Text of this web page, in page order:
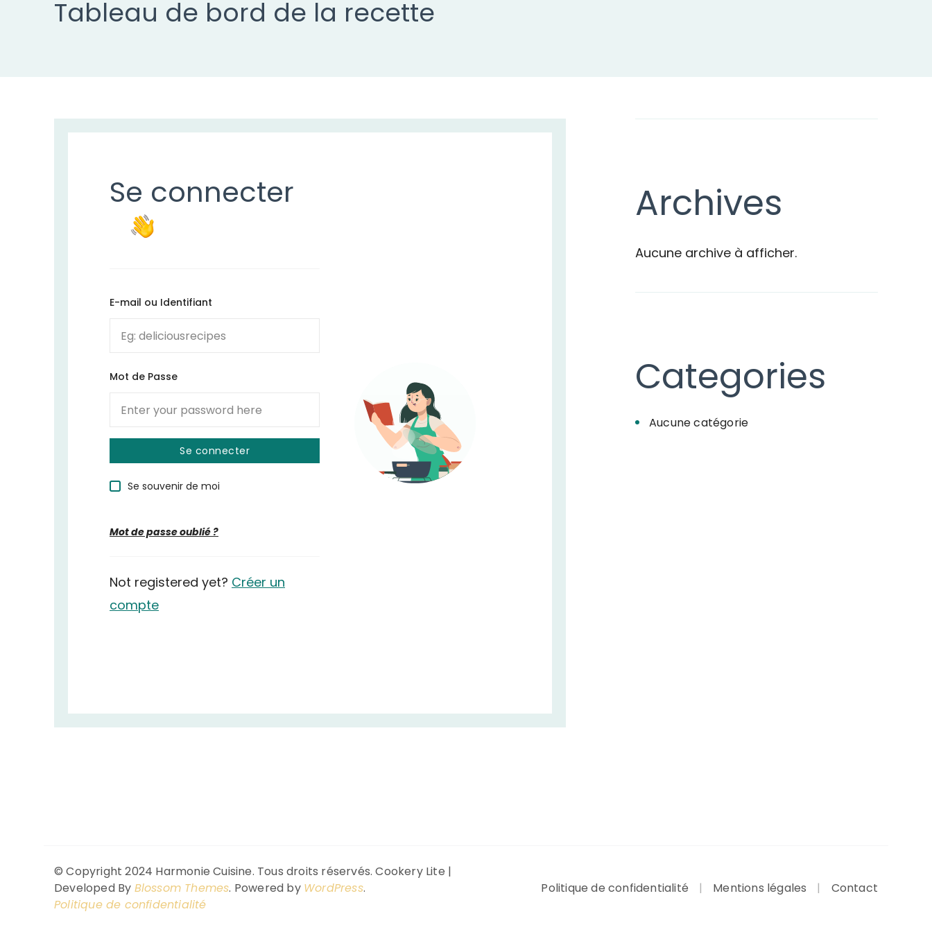
Tableau de bord de la recette
Se connecter
E-mail ou Identifiant
Mot de Passe
Se souvenir de moi
Mot de passe oublié ?
Not registered yet? Créer un
compte
Archives
Aucune archive à afficher.
Categories
Aucune catégorie
© Copyright 2024 Harmonie Cuisine. Tous droits réservés. Cookery Lite |
Developed By Blossom Themes. Powered by WordPress.
Politique de confidentialité
Politique de confidentialité Mentions légales Contact